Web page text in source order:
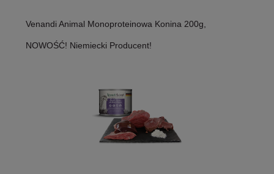
Venandi Animal Monoproteinowa Konina 200g,
NOWOŚĆ! Niemiecki Producent!